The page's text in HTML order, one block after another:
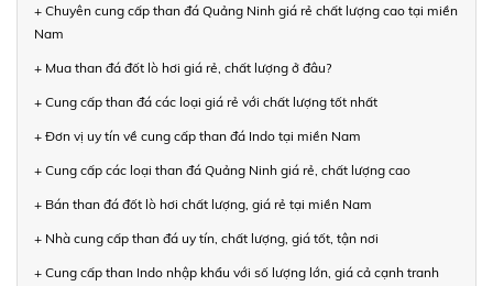
+ Chuyên cung cấp than đá Quảng Ninh giá rẻ chất lượng cao tại miền
Nam
+ Mua than đá đốt lò hơi giá rẻ, chất lượng ở đâu?
+ Cung cấp than đá các loại giá rẻ với chất lượng tốt nhất
+ Đơn vị uy tín về cung cấp than đá Indo tại miền Nam
+ Cung cấp các loại than đá Quảng Ninh giá rẻ, chất lượng cao
+ Bán than đá đốt lò hơi chất lượng, giá rẻ tại miền Nam
+ Nhà cung cấp than đá uy tín, chất lượng, giá tốt, tận nơi
+ Cung cấp than Indo nhập khẩu với số lượng lớn, giá cả cạnh tranh